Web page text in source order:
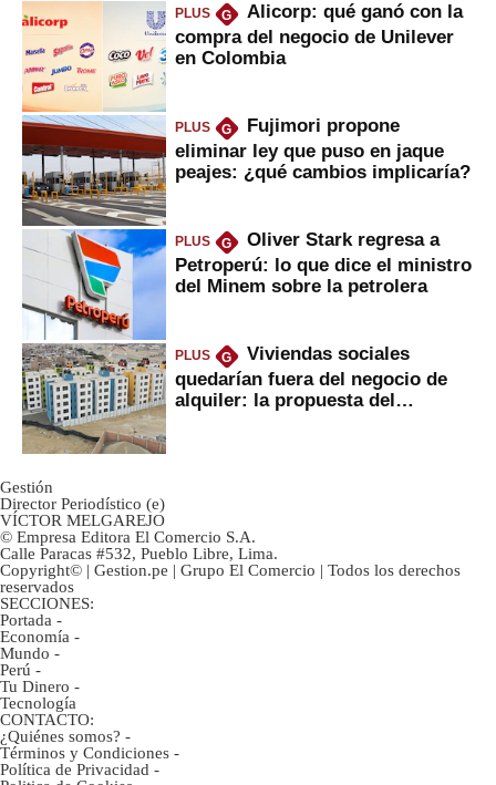
PLUS G
Alicorp: qué ganó con la
compra del negocio de Unilever
en Colombia
PLUS G
Fujimori propone
eliminar ley que puso en jaque
peajes: ¿qué cambios implicaría?
PLUS G
Oliver Stark regresa a
Petroperú: lo que dice el ministro
del Minem sobre la petrolera
PLUS G
Viviendas sociales
quedarían fuera del negocio de
alquiler: la propuesta del
Gestión
Director Periodístico (e)
VÍCTOR MELGAREJO
© Empresa Editora El Comercio S.A.
Calle Paracas #532, Pueblo Libre, Lima.
Copyright© | Gestion.pe | Grupo El Comercio | Todos los derechos
reservados
SECCIONES:
Portada -
Economía -
Mundo -
Perú -
Tu Dinero -
Tecnología
CONTACTO:
¿Quiénes somos? -
Términos y Condiciones -
Política de Privacidad -